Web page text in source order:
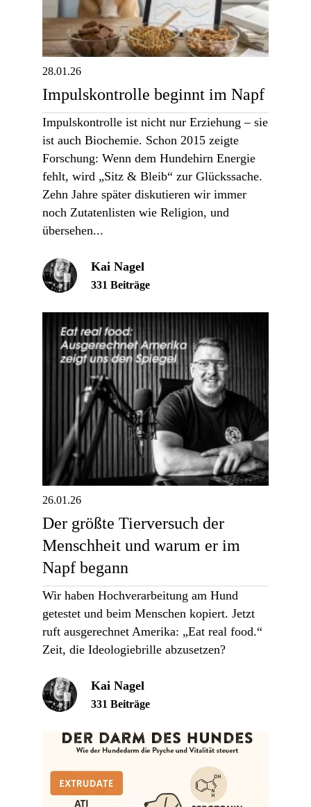
28.01.26
Impulskontrolle beginnt im Napf
Impulskontrolle ist nicht nur Erziehung – sie
ist auch Biochemie. Schon 2015 zeigte
Forschung: Wenn dem Hundehirn Energie
fehlt, wird „Sitz & Bleib“ zur Glückssache.
Zehn Jahre später diskutieren wir immer
noch Zutatenlisten wie Religion, und
übersehen...
Kai Nagel
331 Beiträge
26.01.26
Der größte Tierversuch der
Menschheit und warum er im
Napf begann
Wir haben Hochverarbeitung am Hund
getestet und beim Menschen kopiert. Jetzt
ruft ausgerechnet Amerika: „Eat real food.“
Zeit, die Ideologiebrille abzusetzen?
Kai Nagel
331 Beiträge